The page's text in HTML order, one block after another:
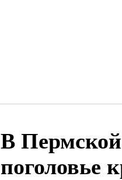
В Пермской
поголовье